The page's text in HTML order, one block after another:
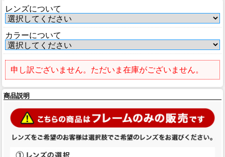
インフォメーション
INFORMATION
レンズについて
カラーについて
申し訳ございません。ただいま在庫がございません。
商品説明